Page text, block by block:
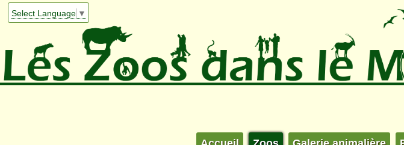
Select Language ▼